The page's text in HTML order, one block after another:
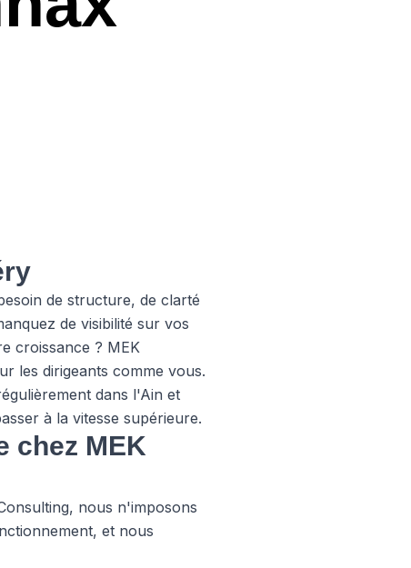
de structure, de clarté
de visibilité sur vos
croissance ? MEK
les dirigeants comme vous.
dans l'Ain et
à la vitesse supérieure.
chez MEK
nous n'imposons
et nous